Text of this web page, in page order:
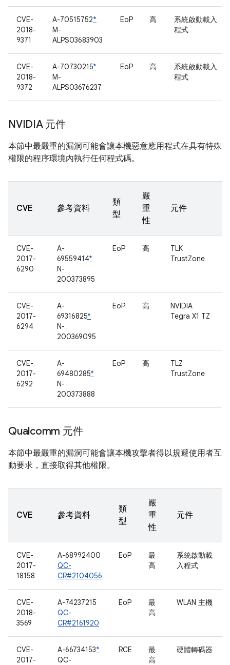
CVE-
2018-
9371
A-70515752*
M-
ALPS03683903
EoP 高
系統啟動載入
程式
CVE-
2018-
9372
A-70730215*
M-
ALPS03676237
EoP 高
系統啟動載入
程式
NVIDIA 元件
本節中最嚴重的漏洞可能會讓本機惡意應用程式在具有特殊
權限的程序環境內執行任何程式碼。
CVE 參考資料
類
型
嚴
重
性
元件
CVE-
2017-
6290
A-
69559414*
N-
200373895
EoP 高
TLK
TrustZone
CVE-
2017-
6294
A-
69316825*
N-
200369095
EoP 高
NVIDIA
Tegra X1 TZ
CVE-
2017-
6292
A-
69480285*
N-
200373888
EoP 高
TLZ
TrustZone
Qualcomm 元件
本節中最嚴重的漏洞可能會讓本機攻擊者得以規避使用者互
動要求，直接取得其他權限。
CVE 參考資料
類
型
嚴
重
性
元件
CVE-
2017-
18158
A-68992400
QC-
CR#2104056
EoP
最
高
系統啟動載
入程式
CVE-
2018-
3569
A-74237215
QC-
CR#2161920
EoP
最
高
WLAN 主機
CVE-
2017-
A-66734153*
QC-
RCE
最
高
硬體轉碼器